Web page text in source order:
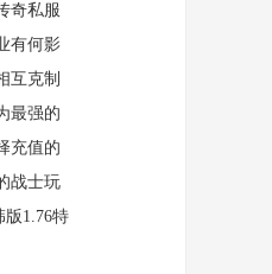
奇私服
有何影
互克制
最强的
充值的
战士玩
版1.76特